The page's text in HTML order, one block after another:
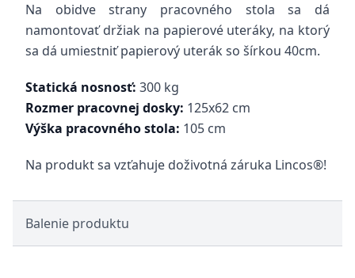
Na obidve strany pracovného stola sa dá
namontovať držiak na papierové uteráky, na ktorý
sa dá umiestniť papierový uterák so šírkou 40cm.
Statická nosnosť: 300 kg
Rozmer pracovnej dosky: 125x62 cm
Výška pracovného stola: 105 cm
Na produkt sa vzťahuje doživotná záruka Lincos®!
Balenie produktu